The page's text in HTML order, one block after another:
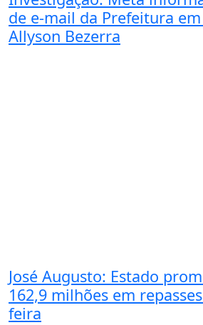
de e-mail da Prefeitura
Allyson Bezerra
José Augusto: Estado
162,9 milhões em
feira